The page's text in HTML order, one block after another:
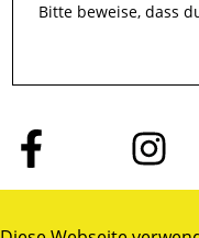
Bitte beweise, dass
Folge
uns
auf
Folge
uns
auf